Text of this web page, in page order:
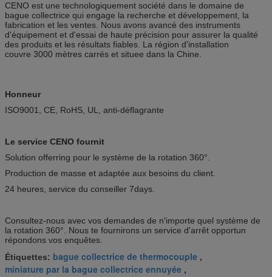
CENO est une technologiquement société dans le domaine de
bague collectrice qui engage la recherche et développement, la
fabrication et les ventes. Nous avons avancé des instruments
d'équipement et d'essai de haute précision pour assurer la qualité
des produits et les résultats fiables. La région d'installation
couvre 3000 mètres carrés et situee dans la Chine.
Honneur
ISO9001, CE, RoHS, UL, anti-déflagrante
Le service CENO fournit
Solution offerring pour le système de la rotation 360°.
Production de masse et adaptée aux besoins du client.
24 heures, service du conseiller 7days.
Consultez-nous avec vos demandes de n'importe quel système de
la rotation 360°. Nous te fournirons un service d'arrêt opportun
répondons vos enquêtes.
Étiquettes: bague collectrice de thermocouple ,
miniature par la bague collectrice ennuyée ,